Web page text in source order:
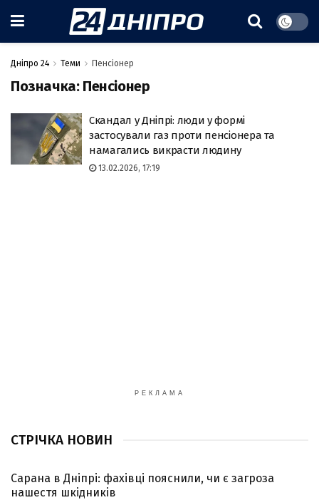
Дніпро 24 Теми Пенсіонер
Позначка: Пенсіонер
Скандал у Дніпрі: люди у формі
застосували газ проти пенсіонера та
намагались викрасти людину
13.02.2026, 17:19
РЕКЛАМА
СТРІЧКА НОВИН
Сарана в Дніпрі: фахівці пояснили, чи є загроза
нашестя шкідників